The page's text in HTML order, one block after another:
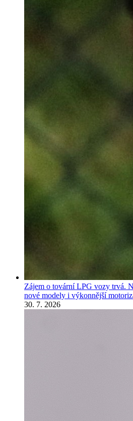
Zájem o tovární LPG vozy trvá.
nové modely i výkonnější
30. 7. 2026